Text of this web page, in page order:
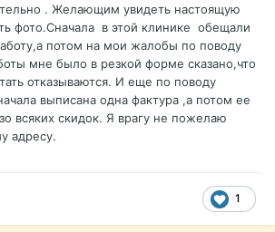
. Желающим увидеть настоящую
фото.Сначала в этой клинике обещали
потом на мои жалобы по поводу
мне было в резкой форме сказано,что
отказываются. И еще по поводу
выписана одна фактура ,а потом ее
всяких скидок. Я врагу не пожелаю
адресу.
1